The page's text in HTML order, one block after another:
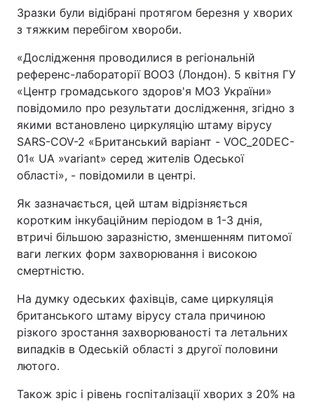
Зразки були відібрані протягом березня у хворих
з тяжким перебігом хвороби.
«Дослідження проводилися в регіональній
референс-лабораторії ВООЗ (Лондон). 5 квітня ГУ
«Центр громадського здоров'я МОЗ України»
повідомило про результати дослідження, згідно з
якими встановлено циркуляцію штаму вірусу
SARS-COV-2 «Британський варіант - VOC_20DEC-
01« UA »variant» серед жителів Одеської
області», - повідомили в центрі.
Як зазначається, цей штам відрізняється
коротким інкубаційним періодом в 1-3 днія,
втричі більшою заразністю, зменшенням питомої
ваги легких форм захворювання і високою
смертністю.
На думку одеських фахівців, саме циркуляція
британського штаму вірусу стала причиною
різкого зростання захворюваності та летальних
випадків в Одеській області з другої половини
лютого.
Також зріс і рівень госпіталізації хворих з 20% на